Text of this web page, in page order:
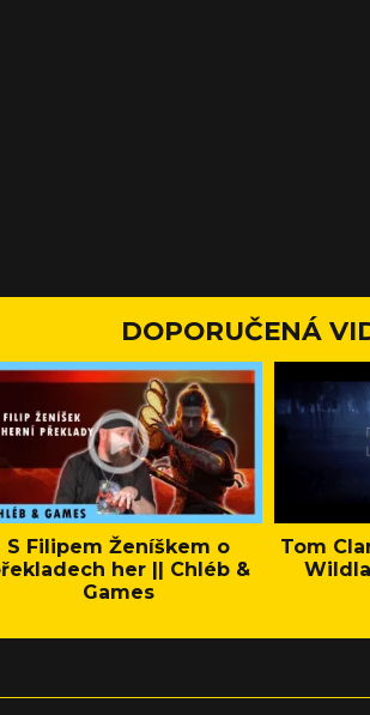
DOPORUČENÁ
S Filipem Ženíškem o
her || Chléb &
Games
Tom